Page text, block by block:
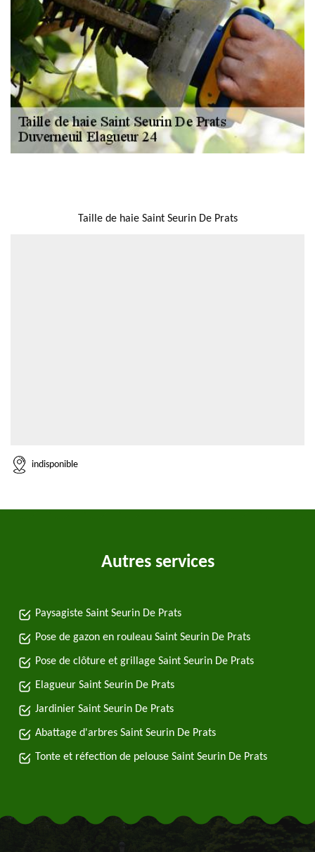
Taille de haie Saint Seurin De Prats
indisponible
Autres services
Paysagiste Saint Seurin De Prats
Pose de gazon en rouleau Saint Seurin De Prats
Pose de clôture et grillage Saint Seurin De Prats
Elagueur Saint Seurin De Prats
Jardinier Saint Seurin De Prats
Abattage d'arbres Saint Seurin De Prats
Tonte et réfection de pelouse Saint Seurin De Prats